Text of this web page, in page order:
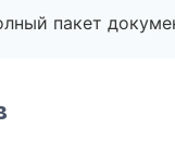
пакет